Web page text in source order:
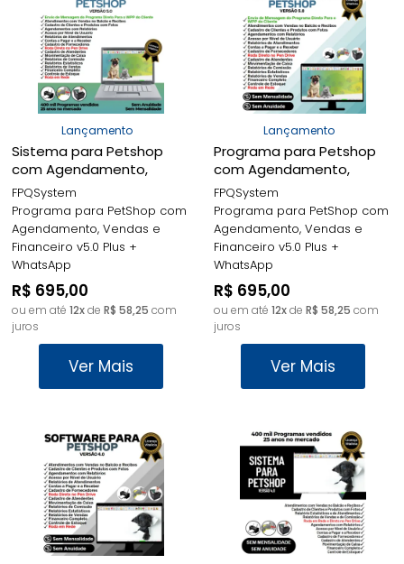
Lançamento
Sistema para Petshop
com Agendamento,
Vendas e Financeiro v5.0
Plus + WhatsApp -
FPQsystem
FPQSystem
Programa para PetShop com
Agendamento, Vendas e
Financeiro v5.0 Plus +
WhatsApp
R$ 695,00
ou em até 12xde R$ 58,25 com
juros
Ver Mais
Lançamento
Programa para Petshop
com Agendamento,
Vendas e Financeiro v5.0
Plus + WhatsApp -
FPQsystem
FPQSystem
Programa para PetShop com
Agendamento, Vendas e
Financeiro v5.0 Plus +
WhatsApp
R$ 695,00
ou em até 12xde R$ 58,25 com
juros
Ver Mais